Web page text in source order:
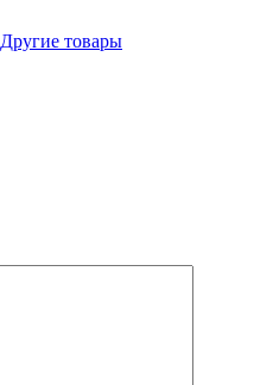
Другие товары